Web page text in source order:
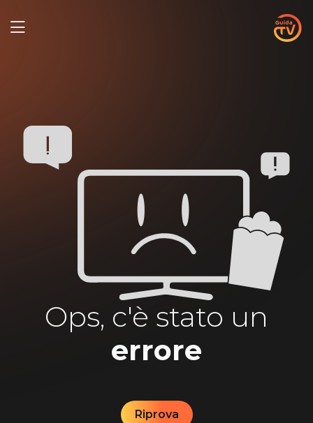
Ops, c'è stato un
errore
Riprova